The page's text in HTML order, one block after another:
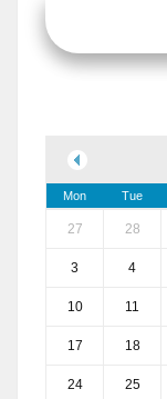
Mon Tue
27 28
3 4
10 11
17 18
24 25